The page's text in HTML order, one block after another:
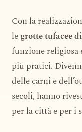
Con la
legrotte tufacee
funzione religiosa
più pratici.
delle carni e
secoli, hanno
per la città e per i